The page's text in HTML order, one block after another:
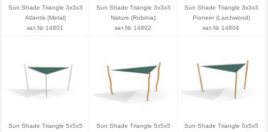
Sun Shade Triangle 3x3x3
Atlantis (Metal)
кат.№ 14801
Sun Shade Triangle 3x3x3
Nature (Robinia)
кат.№ 14802
Sun Shade Triangle 3x3x3
Pioneer (Larchwood)
кат.№ 14804
Sun Shade Triangle 5x5x5
Sun Shade Triangle 5x5x5
Sun Shade Triangle 5x5x5